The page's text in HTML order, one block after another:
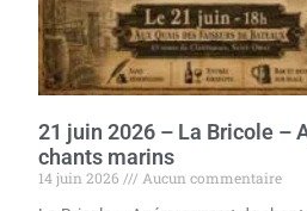
21 juin 2026 – La Bricole –
chants marins
14 juin 2026
Aucun commentaire